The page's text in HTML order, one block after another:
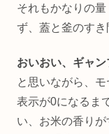
それもかなりの
ず、蓋と釜のすき
おいおい、ギャン
と思いながら、
表示が0になるま
い、お米の香り